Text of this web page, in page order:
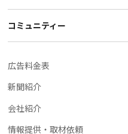
コミュニティー
広告料金表
新聞紹介
会社紹介
情報提供・取材依頼